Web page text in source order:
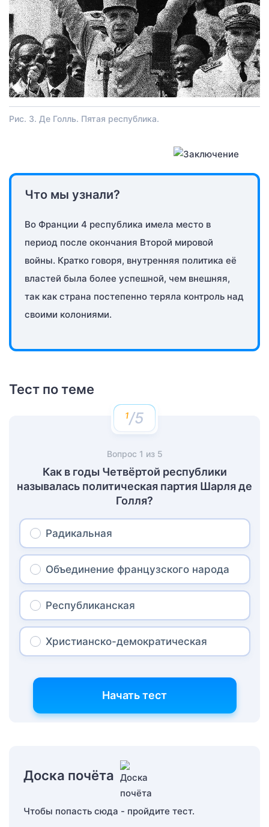
Рис. 3. Де Голль. Пятая республика.
Что мы узнали?
Во Франции 4 республика имела место в
период после окончания Второй мировой
войны. Кратко говоря, внутренняя политика её
властей была более успешной, чем внешняя,
так как страна постепенно теряла контроль над
своими колониями.
Тест по теме
/5
Вопрос 1 из 5
Как в годы Четвёртой республики
называлась политическая партия Шарля де
Голля?
Радикальная
Объединение французского народа
Республиканская
Христианско-демократическая
Начать тест
Доска почёта
Чтобы попасть сюда - пройдите тест.